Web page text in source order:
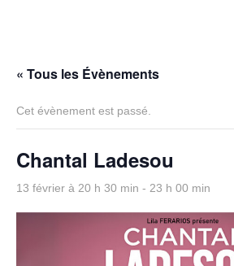
« Tous les Évènements
Cet évènement est passé.
Chantal Ladesou
13 février à 20 h 30 min - 23 h 00 min